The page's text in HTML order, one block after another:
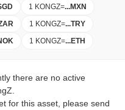
1 KONGZ=...MXN
1 KONGZ=...TRY
1 KONGZ=...ETH
there are no active
for this asset, please send